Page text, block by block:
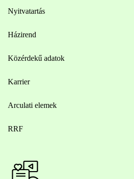
Nyitvatartás
Házirend
Közérdekű adatok
Karrier
Arculati elemek
RRF